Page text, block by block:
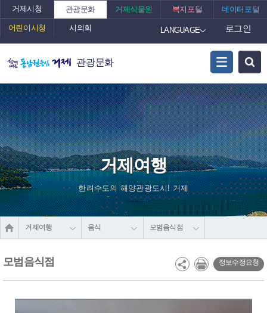
거제시청 관광문화 거제식물원 복지포털 데이터포털
어린이시청 시의회 LANGUAGE 로그인
관광문화
거제여행
한려수도의 해양관광도시! 거제
거제여행 음식 모범음식점
모범음식점 정보수정요청